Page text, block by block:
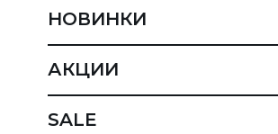
НОВИНКИ
АКЦИИ
SALE